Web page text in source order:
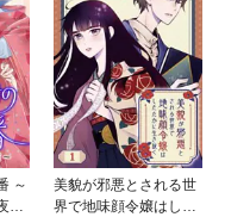
～
～
美貌が邪悪とされる世
界で地味顔令嬢はした